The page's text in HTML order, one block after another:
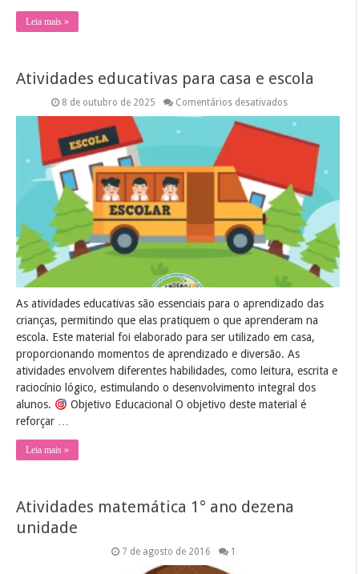
Leia mais »
Atividades educativas para casa e escola
8 de outubro de 2025 Comentários desativadosem
educativas
para
casa
escola
As atividades educativas são essenciais para o aprendizado das
crianças, permitindo que elas pratiquem o que aprenderam na
escola. Este material foi elaborado para ser utilizado em casa,
proporcionando momentos de aprendizado e diversão. As
atividades envolvem diferentes habilidades, como leitura, escrita e
raciocínio lógico, estimulando o desenvolvimento integral dos
alunos.
Objetivo Educacional O objetivo deste material é
reforçar …
Leia mais »
Atividades matemática 1° ano dezena
unidade
7 de agosto de 2016 1